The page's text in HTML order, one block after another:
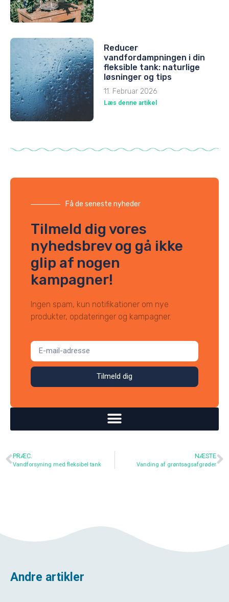
Reducer
vandfordampningen i din
fleksible tank: naturlige
løsninger og tips
11. Februar 2026
Læs denne artikel
Få de seneste nyheder
Tilmeld dig vores
nyhedsbrev og gå ikke
glip af nogen
kampagner!
Ingen spam, kun notifikationer om nye
produkter, opdateringer og kampagner.
Tilmeld dig
PRÆC.
Vandforsyning med fleksibel tank
NÆSTE
Vanding af grøntsagsafgrøder
Andre artikler